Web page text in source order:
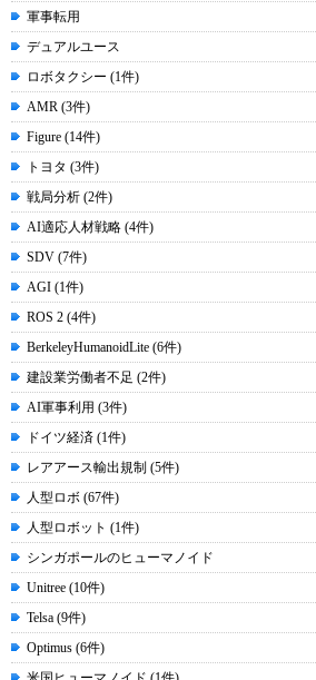
軍事転用
デュアルユース
ロボタクシー (1件)
AMR (3件)
Figure (14件)
トヨタ (3件)
戦局分析 (2件)
AI適応人材戦略 (4件)
SDV (7件)
AGI (1件)
ROS 2 (4件)
BerkeleyHumanoidLite (6件)
建設業労働者不足 (2件)
AI軍事利用 (3件)
ドイツ経済 (1件)
レアアース輸出規制 (5件)
人型ロボ (67件)
人型ロボット (1件)
シンガポールのヒューマノイド
Unitree (10件)
Telsa (9件)
Optimus (6件)